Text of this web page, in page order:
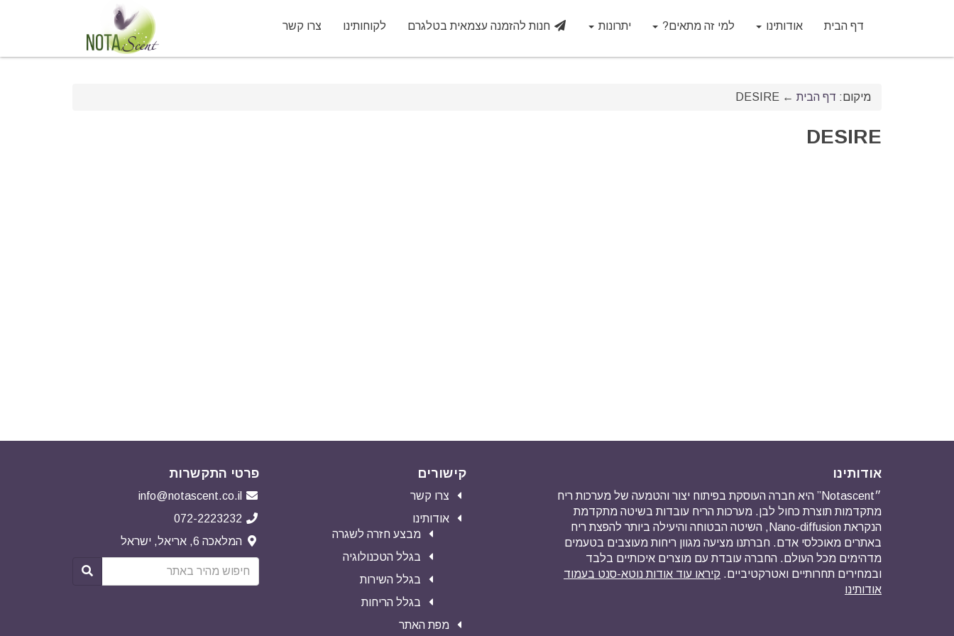
דף הבית אודותינו למי זה מתאים? יתרונות חנות להזמנה עצמאית בטלגרם לקוחותינו צרו קשר
מיקום: דף הבית ←
DESIRE
DESIRE
אודותינו
״Notascent” היא חברה העוסקת בפיתוח יצור והטמעה של מערכות ריח
מתקדמות תוצרת כחול לבן. מערכות הריח עובדות בשיטה מתקדמת
הנקראת Nano-diffusion, השיטה הבטוחה והיעילה ביותר להפצת ריח
באתרים מאוכלסי אדם. חברתנו מציעה מגוון ריחות מעוצבים בטעמים
מדהימים מכל העולם. החברה עובדת עם מוצרים איכותיים בלבד
ובמחירים תחרותיים ואטרקטיביים. קיראו עוד אודות נוטא-סנט בעמוד
אודותינו
קישורים
צרו קשר
אודותינו
מבצע חזרה לשגרה
בגלל הטכנולוגיה
בגלל השירות
בגלל הריחות
מפת האתר
פרטי התקשרות
info@notascent.co.il
072-2223232
המלאכה 6, אריאל, ישראל